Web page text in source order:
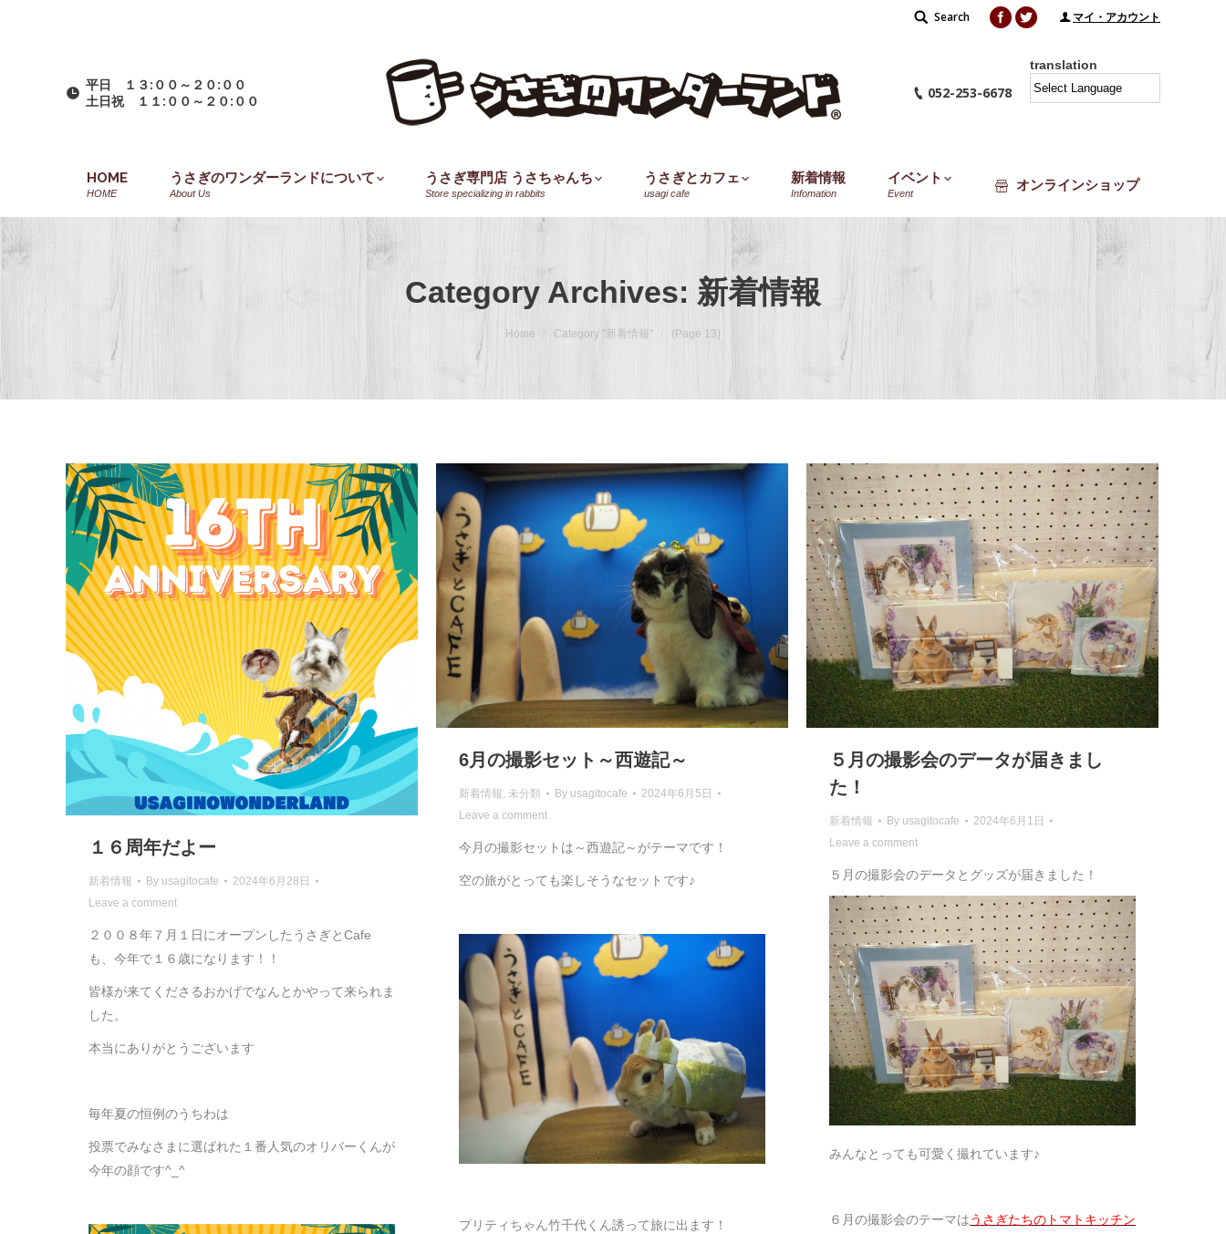
Search:
Search Facebook
Twitter マイ・アカウント
平日 １３:００～２０:００
土日祝 １１:００～２０:００
052-253-6678
translation
HOME
HOME
うさぎのワンダーランドについて
About Us
うさぎ専門店 うさちゃんち
Store specializing in rabbits
うさぎとカフェ
usagi cafe
新着情報
Infomation
イベント
Event
オンラインショップ
Category Archives: 新着情報
Home Category "新着情報" (Page 13)
１６周年だよー
新着情報 By usagitocafe
2024年6月28日
Leave a comment
２００８年７月１日にオープンしたうさぎとCafe
も、今年で１６歳になります！！
皆様が来てくださるおかげでなんとかやって来られま
した。
本当にありがとうございます
毎年夏の恒例のうちわは
投票でみなさまに選ばれた１番人気のオリバーくんが
今年の顔です^_^
6月の撮影セット～西遊記～
新着情報 未分類 By usagitocafe
2024年6月5日
Leave a comment
今月の撮影セットは～西遊記～がテーマです！
空の旅がとっても楽しそうなセットです♪
プリティちゃん竹千代くん誘って旅に出ます！
５月の撮影会のデータが届きまし
た！
新着情報 By usagitocafe
2024年6月1日
Leave a comment
５月の撮影会のデータとグッズが届きました！
みんなとっても可愛く撮れています♪
６月の撮影会のテーマはうさぎたちのトマトキッチン